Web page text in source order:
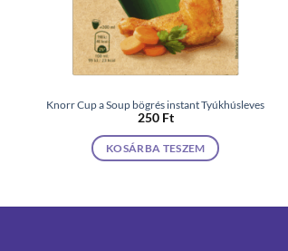
Knorr Cup a Soup bögrés instant Tyúkhúsleves
250 Ft
KOSÁRBA TESZEM